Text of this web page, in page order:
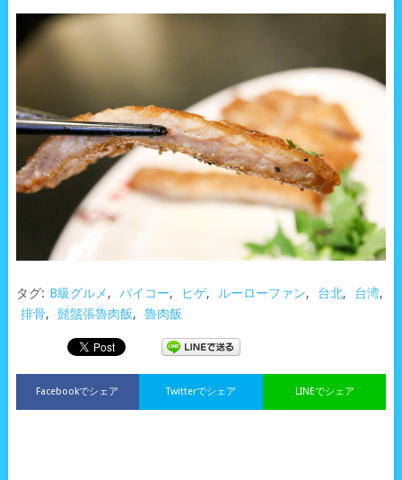
タグ: B級グルメ, パイコー, ヒゲ, ルーローファン, 台北, 台湾,
排骨, 髭鬚張魯肉飯, 魯肉飯
Facebookでシェア LINEでシェア
Twitterでシェア